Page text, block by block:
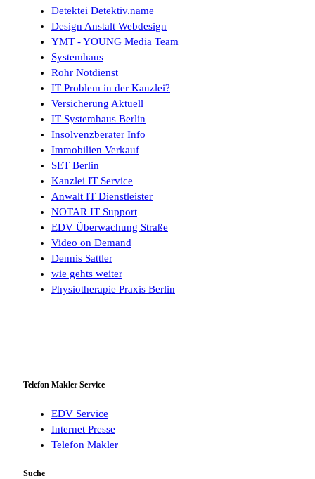
Detektei Detektiv.name
Design Anstalt Webdesign
YMT - YOUNG Media Team
Systemhaus
Rohr Notdienst
IT Problem in der Kanzlei?
Versicherung Aktuell
IT Systemhaus Berlin
Insolvenzberater Info
Immobilien Verkauf
SET Berlin
Kanzlei IT Service
Anwalt IT Dienstleister
NOTAR IT Support
EDV Überwachung Straße
Video on Demand
Dennis Sattler
wie gehts weiter
Physiotherapie Praxis Berlin
Telefon Makler Service
EDV Service
Internet Presse
Telefon Makler
Suche